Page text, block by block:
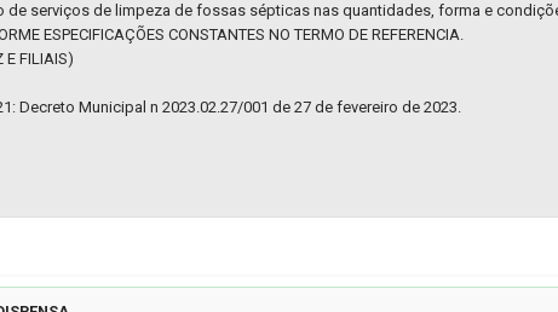
de serviços de limpeza de fossas sépticas nas quantidades, forma e
ESPECIFICAÇÕES CONSTANTES NO TERMO DE REFERENCIA.
E FILIAIS)
Decreto Municipal n 2023.02.27/001 de 27 de fevereiro de 2023.